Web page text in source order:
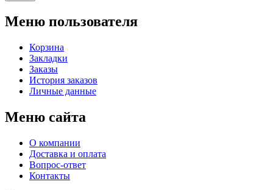
Меню пользователя
Корзина
Закладки
Заказы
История заказов
Личные данные
Меню сайта
О компании
Доставка и оплата
Вопрос-ответ
Контакты